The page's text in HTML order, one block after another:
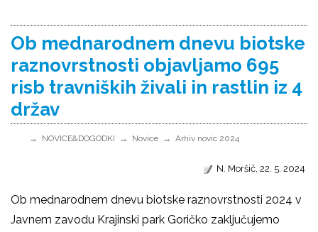
Ob mednarodnem dnevu biotske
raznovrstnosti objavljamo 695
risb travniških živali in rastlin iz 4
držav
NOVICE&DOGODKI Novice Arhiv novic 2024
N. Moršič, 22. 5. 2024
Ob mednarodnem dnevu biotske raznovrstnosti 2024 v
Javnem zavodu Krajinski park Goričko zaključujemo